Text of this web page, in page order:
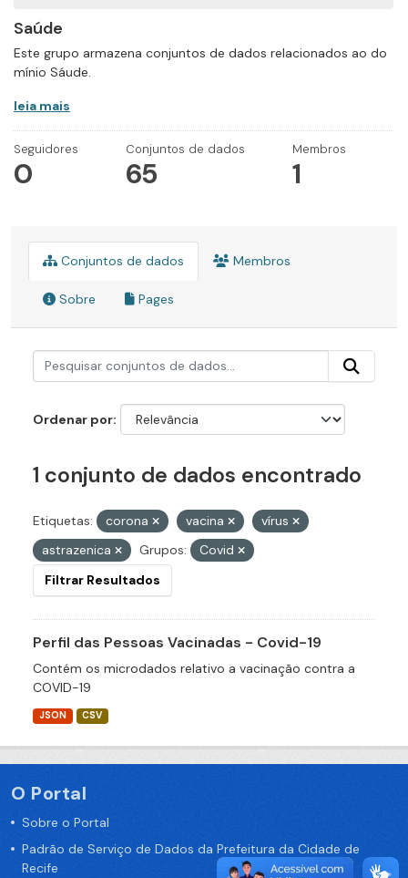
Saúde
Este grupo armazena conjuntos de dados relacionados ao do
mínio Sáude.
leia mais
Seguidores
0
Conjuntos de dados
65
Membros
1
Conjuntos de dados Membros
Sobre Pages
Ordenar por
1 conjunto de dados encontrado
Etiquetas: corona vacina
vírus
astrazenica
Grupos:
Covid
Filtrar Resultados
Perfil das Pessoas Vacinadas - Covid-19
Contém os microdados relativo a vacinação contra a
COVID-19
JSON CSV
O Portal
Sobre o Portal
Padrão de Serviço de Dados da Prefeitura da Cidade de
Recife